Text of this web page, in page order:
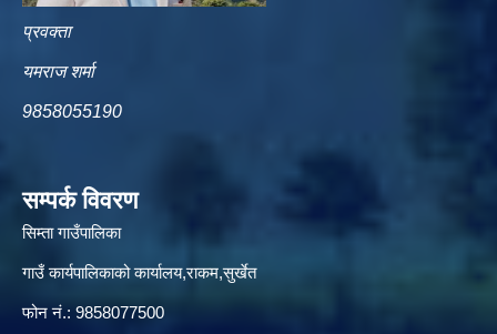
प्रवक्ता
यमराज शर्मा
9858055190
सम्पर्क विवरण
सिम्ता गाउँपालिका
गाउँ कार्यपालिकाको कार्यालय,राकम,सुर्खेत
फोन नं.: 9858077500